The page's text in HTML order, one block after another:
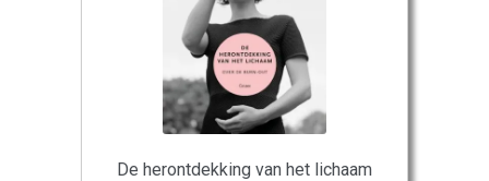
De herontdekking van het lichaam